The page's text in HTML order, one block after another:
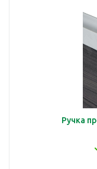
Ручка